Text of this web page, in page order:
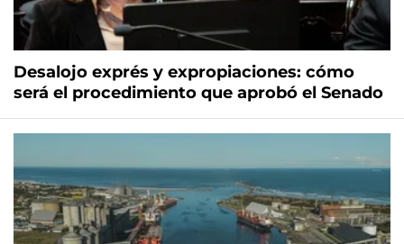
Desalojo exprés y expropiaciones: cómo
será el procedimiento que aprobó el Senado